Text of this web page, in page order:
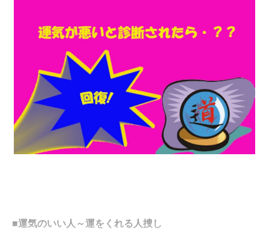
■運気のいい人～運をくれる人捜し